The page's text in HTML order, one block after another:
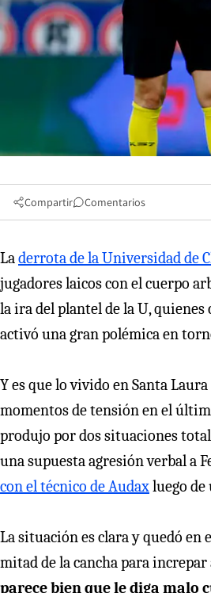
Compartir Comentarios
Laderrota de la Universidad de
jugadores laicos con el cuerpo
la ira del plantel de la U,
activó una gran polémica en
Y es que lo vivido en Santa
momentos de tensión en el
produjo por dos situaciones
una supuesta agresión verbal a
con el técnico de Audaxluego
La situación es clara y quedó en
mitad de la cancha para
parece bien que le diga malo